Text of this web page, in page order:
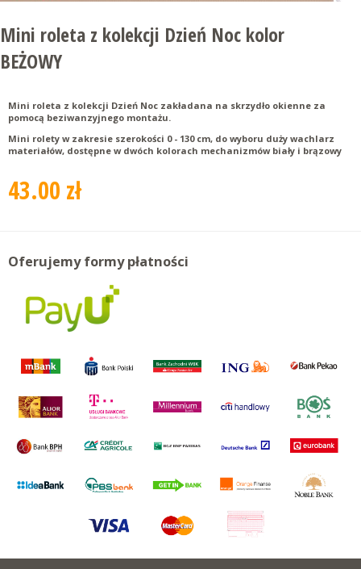
Mini roleta z kolekcji Dzień Noc kolor
BEŻOWY
Mini roleta z kolekcji Dzień Noc zakładana na skrzydło okienne za
pomocą beziwanzyjnego montażu.
Mini rolety w zakresie szerokości 0 - 130 cm, do wyboru duży wachlarz
materiałów, dostępne w dwóch kolorach mechanizmów biały i brązowy
43.00 zł
Oferujemy formy płatności